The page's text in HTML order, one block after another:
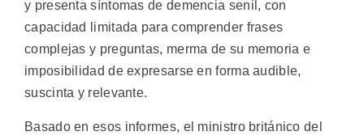
y presenta síntomas de demencia senil, con
capacidad limitada para comprender frases
complejas y preguntas, merma de su memoria e
imposibilidad de expresarse en forma audible,
suscinta y relevante.
Basado en esos informes, el ministro británico del